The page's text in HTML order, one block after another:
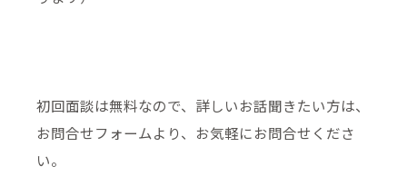
初回面談は無料なので、詳しいお話聞きたい方は、
お問合せフォームより、お気軽にお問合せくださ
い。